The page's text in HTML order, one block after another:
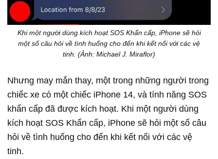
Khi một người dùng kích hoạt SOS Khẩn cấp, iPhone sẽ hỏi
một số câu hỏi về tình huống cho đến khi kết nối với các vệ
tinh. (Ảnh: Michael J. Miraflor)
Nhưng may mắn thay, một trong những người trong
chiếc xe có một chiếc iPhone 14, và tính năng SOS
khẩn cấp đã được kích hoạt. Khi một người dùng
kích hoạt SOS Khẩn cấp, iPhone sẽ hỏi một số câu
hỏi về tình huống cho đến khi kết nối với các vệ
tinh.